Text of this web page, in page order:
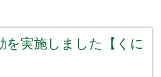
を実施しました【くに